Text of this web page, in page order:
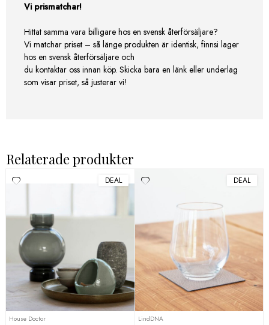
Vi prismatchar!
Hittat samma vara billigare hos en svensk återförsäljare?
Vi matchar priset – så länge produkten är identisk, finnsi lager
hos en svensk återförsäljare och
du kontaktar oss innan köp. Skicka bara en länk eller underlag
som visar priset, så justerar vi!
Relaterade produkter
DEAL
House Doctor
DEAL
LindDNA